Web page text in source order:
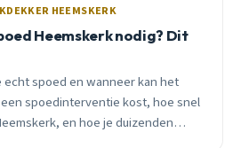
HEEMSKERK
Heemskerk nodig? Dit
echt spoed en wanneer kan het
spoedinterventie kost, hoe snel
en hoe je duizenden